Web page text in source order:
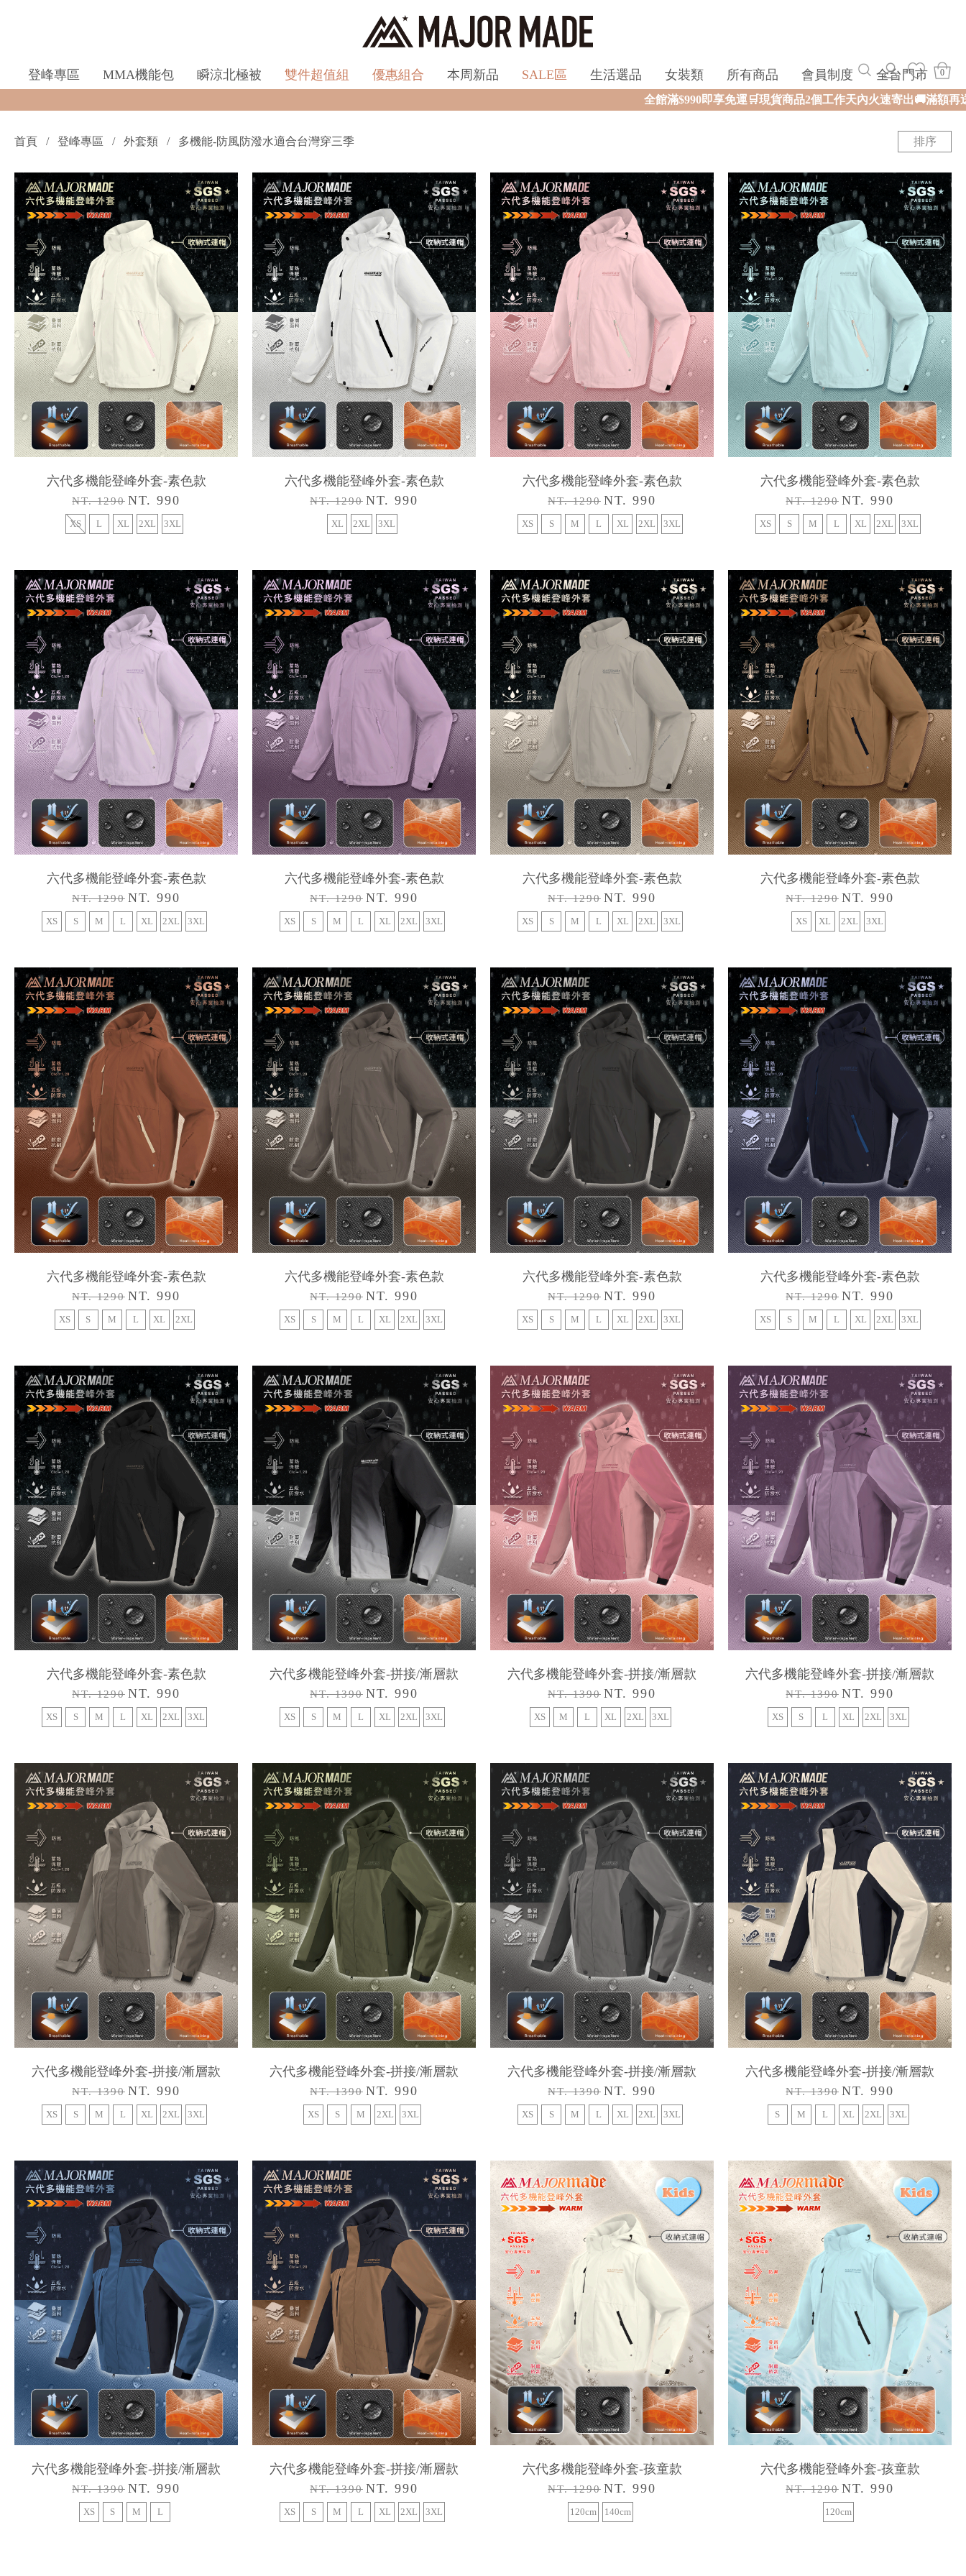
登峰專區 MMA機能包 瞬涼北極被 雙件超值組 優惠組合 本周新品 SALE區 生活選品 女裝類 所有商品 會員制度 全台門市 0
全館滿$990即享免運🛒現貨商品2個工作天內火速寄出🚚滿額再送限量好禮✨
首頁 登峰專區 外套類 多機能-防風防潑水適合台灣穿三季 排序
六代多機能登峰外套-素色款
NT. 1290 NT. 990
XS L XL 2XL 3XL
六代多機能登峰外套-素色款
NT. 1290 NT. 990
XL 2XL 3XL
六代多機能登峰外套-素色款
NT. 1290 NT. 990
XS S M L XL 2XL 3XL
六代多機能登峰外套-素色款
NT. 1290 NT. 990
XS S M L XL 2XL 3XL
六代多機能登峰外套-素色款
NT. 1290 NT. 990
XS S M L XL 2XL 3XL
六代多機能登峰外套-素色款
NT. 1290 NT. 990
XS S M L XL 2XL 3XL
六代多機能登峰外套-素色款
NT. 1290 NT. 990
XS S M L XL 2XL 3XL
六代多機能登峰外套-素色款
NT. 1290 NT. 990
XS XL 2XL 3XL
六代多機能登峰外套-素色款
NT. 1290 NT. 990
XS S M L XL 2XL
六代多機能登峰外套-素色款
NT. 1290 NT. 990
XS S M L XL 2XL 3XL
六代多機能登峰外套-素色款
NT. 1290 NT. 990
XS S M L XL 2XL 3XL
六代多機能登峰外套-素色款
NT. 1290 NT. 990
XS S M L XL 2XL 3XL
六代多機能登峰外套-素色款
NT. 1290 NT. 990
XS S M L XL 2XL 3XL
六代多機能登峰外套-拼接/漸層款
NT. 1390 NT. 990
XS S M L XL 2XL 3XL
六代多機能登峰外套-拼接/漸層款
NT. 1390 NT. 990
XS M L XL 2XL 3XL
六代多機能登峰外套-拼接/漸層款
NT. 1390 NT. 990
XS S L XL 2XL 3XL
六代多機能登峰外套-拼接/漸層款
NT. 1390 NT. 990
XS S M L XL 2XL 3XL
六代多機能登峰外套-拼接/漸層款
NT. 1390 NT. 990
XS S M 2XL 3XL
六代多機能登峰外套-拼接/漸層款
NT. 1390 NT. 990
XS S M L XL 2XL 3XL
六代多機能登峰外套-拼接/漸層款
NT. 1390 NT. 990
S M L XL 2XL 3XL
六代多機能登峰外套-拼接/漸層款
NT. 1390 NT. 990
XS S M L
六代多機能登峰外套-拼接/漸層款
NT. 1390 NT. 990
XS S M L XL 2XL 3XL
六代多機能登峰外套-孩童款
NT. 1290 NT. 990
120cm 140cm
六代多機能登峰外套-孩童款
NT. 1290 NT. 990
120cm